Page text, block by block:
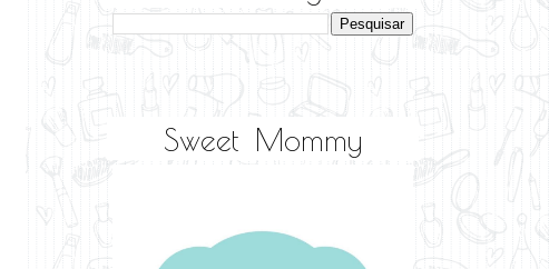
Sweet Mommy